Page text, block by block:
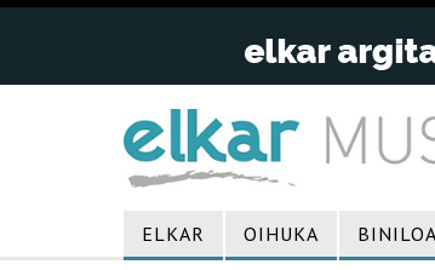
ELKAR OIHUKA